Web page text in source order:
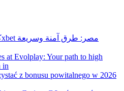
at Evolplay: Your path to high
in
z bonusu powitalnego w 2026